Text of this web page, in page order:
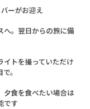
ーがお迎え
へ。翌日からの旅に備
トを撮っていただけ
。
食を食べたい場合は
です